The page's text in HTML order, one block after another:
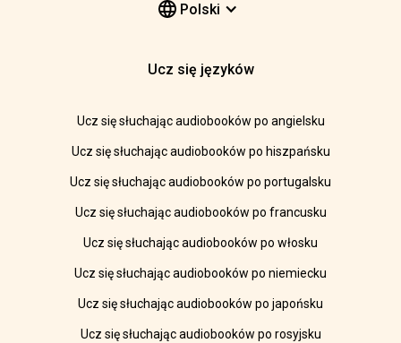
Polski
Ucz się języków
Ucz się słuchając audiobooków po angielsku
Ucz się słuchając audiobooków po hiszpańsku
Ucz się słuchając audiobooków po portugalsku
Ucz się słuchając audiobooków po francusku
Ucz się słuchając audiobooków po włosku
Ucz się słuchając audiobooków po niemiecku
Ucz się słuchając audiobooków po japońsku
Ucz się słuchając audiobooków po rosyjsku